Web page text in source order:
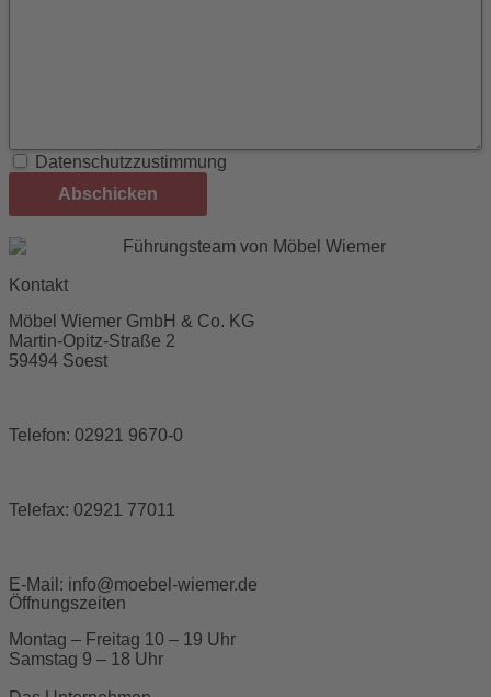
Datenschutzzustimmung
Abschicken
Kontakt
Möbel Wiemer GmbH & Co. KG
Martin-Opitz-Straße 2
59494 Soest
Telefon: 02921 9670-0
Telefax: 02921 77011
E-Mail: info@moebel-wiemer.de
Öffnungszeiten
Montag – Freitag 10 – 19 Uhr
Samstag 9 – 18 Uhr